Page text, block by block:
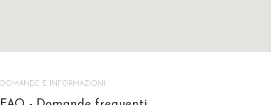
DOMANDE E INFORMAZIONI